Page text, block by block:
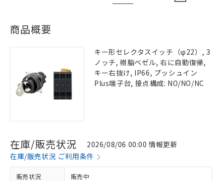
商品概要
キー形セレクタスイッチ（φ22）, 3
ノッチ, 樹脂ベゼル, 右に自動復帰,
キー右抜け, IP66, プッシュイン
Plus端子台, 接点構成: NO/NO/NC
在庫/販売状況
2026/08/06 00:00 情報更新
在庫/販売状況 ご利用条件
販売状況 販売中